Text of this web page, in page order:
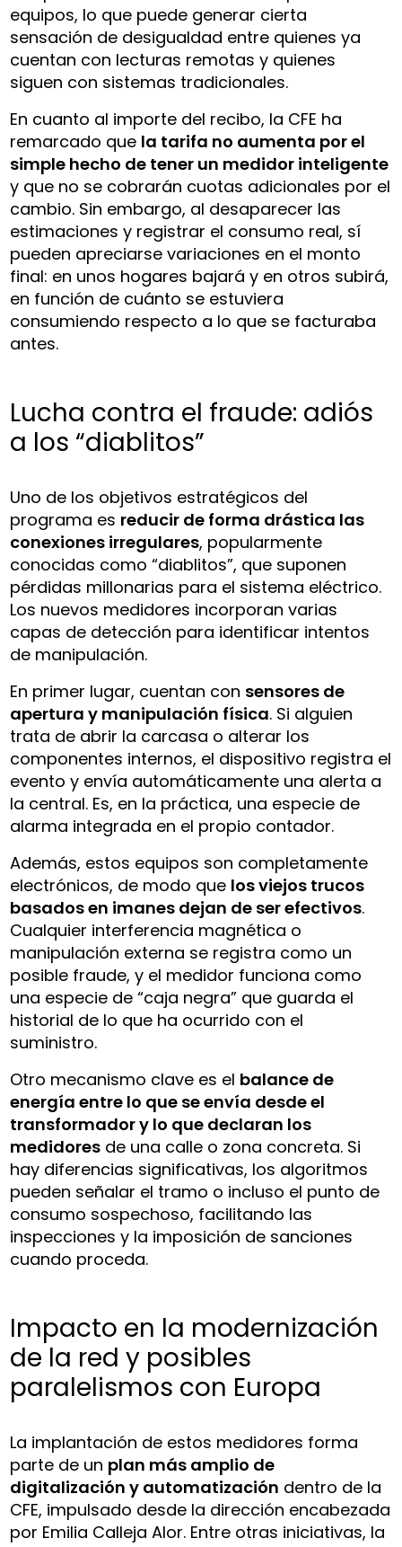
equipos, lo que puede generar cierta
sensación de desigualdad entre quienes ya
cuentan con lecturas remotas y quienes
siguen con sistemas tradicionales.
En cuanto al importe del recibo, la CFE ha
remarcado que la tarifa no aumenta por el
simple hecho de tener un medidor inteligente
y que no se cobrarán cuotas adicionales por el
cambio. Sin embargo, al desaparecer las
estimaciones y registrar el consumo real, sí
pueden apreciarse variaciones en el monto
final: en unos hogares bajará y en otros subirá,
en función de cuánto se estuviera
consumiendo respecto a lo que se facturaba
antes.
Lucha contra el fraude: adiós
a los “diablitos”
Uno de los objetivos estratégicos del
programa es reducir de forma drástica las
conexiones irregulares, popularmente
conocidas como “diablitos”, que suponen
pérdidas millonarias para el sistema eléctrico.
Los nuevos medidores incorporan varias
capas de detección para identificar intentos
de manipulación.
En primer lugar, cuentan con sensores de
apertura y manipulación física. Si alguien
trata de abrir la carcasa o alterar los
componentes internos, el dispositivo registra el
evento y envía automáticamente una alerta a
la central. Es, en la práctica, una especie de
alarma integrada en el propio contador.
Además, estos equipos son completamente
electrónicos, de modo que los viejos trucos
basados en imanes dejan de ser efectivos.
Cualquier interferencia magnética o
manipulación externa se registra como un
posible fraude, y el medidor funciona como
una especie de “caja negra” que guarda el
historial de lo que ha ocurrido con el
suministro.
Otro mecanismo clave es el balance de
energía entre lo que se envía desde el
transformador y lo que declaran los
medidores de una calle o zona concreta. Si
hay diferencias significativas, los algoritmos
pueden señalar el tramo o incluso el punto de
consumo sospechoso, facilitando las
inspecciones y la imposición de sanciones
cuando proceda.
Impacto en la modernización
de la red y posibles
paralelismos con Europa
La implantación de estos medidores forma
parte de un plan más amplio de
digitalización y automatización dentro de la
CFE, impulsado desde la dirección encabezada
por Emilia Calleja Alor. Entre otras iniciativas, la